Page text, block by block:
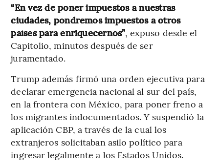
“En vez de poner impuestos a nuestras
ciudades, pondremos impuestos a otros
países para enriquecernos”, expuso desde el
Capitolio, minutos después de ser
juramentado.
Trump además firmó una orden ejecutiva para
declarar emergencia nacional al sur del país,
en la frontera con México, para poner freno a
los migrantes indocumentados. Y suspendió la
aplicación CBP, a través de la cual los
extranjeros solicitaban asilo político para
ingresar legalmente a los Estados Unidos.